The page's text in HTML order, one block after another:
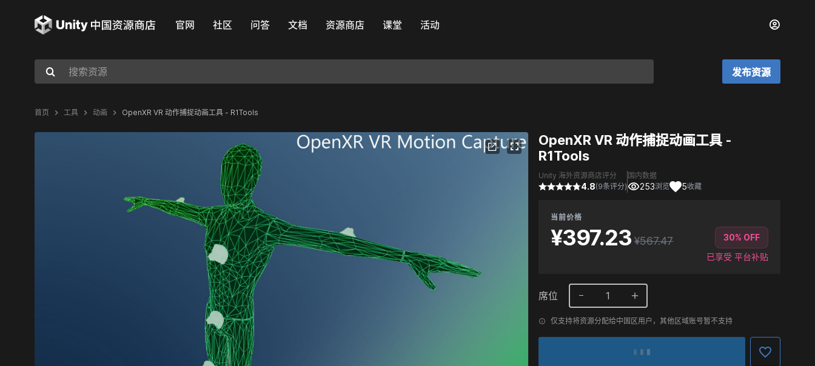
官网 社区 问答 文档 资源商店 课堂 活动
发布资源
首页 工具 动画 OpenXR VR 动作捕捉动画工具 - R1Tools
OpenXR VR 动作捕捉动画工具 -
R1Tools
Unity 海外资源商店评分
4.8(9条评分)
国内数据
253浏览 5收藏
当前价格
¥397.23 ¥567.47
30% OFF
已享受 平台补贴
席位 1
仅支持将资源分配给中国区用户，其他区域账号暂不支持